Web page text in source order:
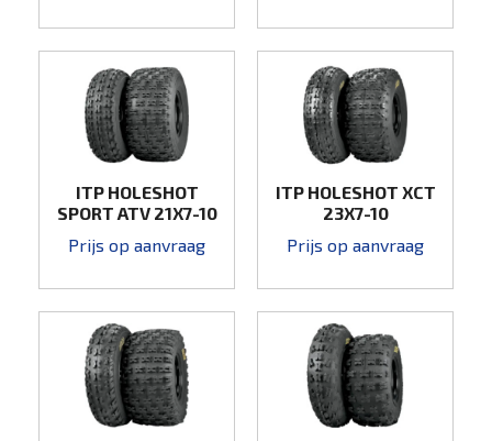
ITP HOLESHOT
SPORT ATV 21X7-10
Prijs op aanvraag
ITP HOLESHOT XCT
23X7-10
Prijs op aanvraag